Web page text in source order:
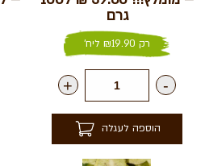
גרם
רק ₪19.90 ליח'
-
+
הוספה לעגלה